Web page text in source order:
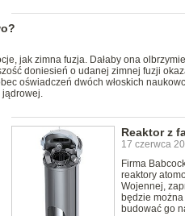
jak zimna fuzja. Dałaby ona
doniesień o udanej zimnej fuzji
oświadczeń dwóch włoskich
jądrowej.
Reaktor z
17 czerwca
Firma
reaktory
Wojennej,
będzie
budować go